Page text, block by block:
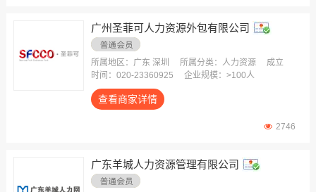
广州圣菲可人力资源外包有限公司
所属地区：广东 深圳 所属分类：人力资源
成立
时间：020-23360925
企业规模：>100人
查看商家详情
2746
广东羊城人力资源管理有限公司